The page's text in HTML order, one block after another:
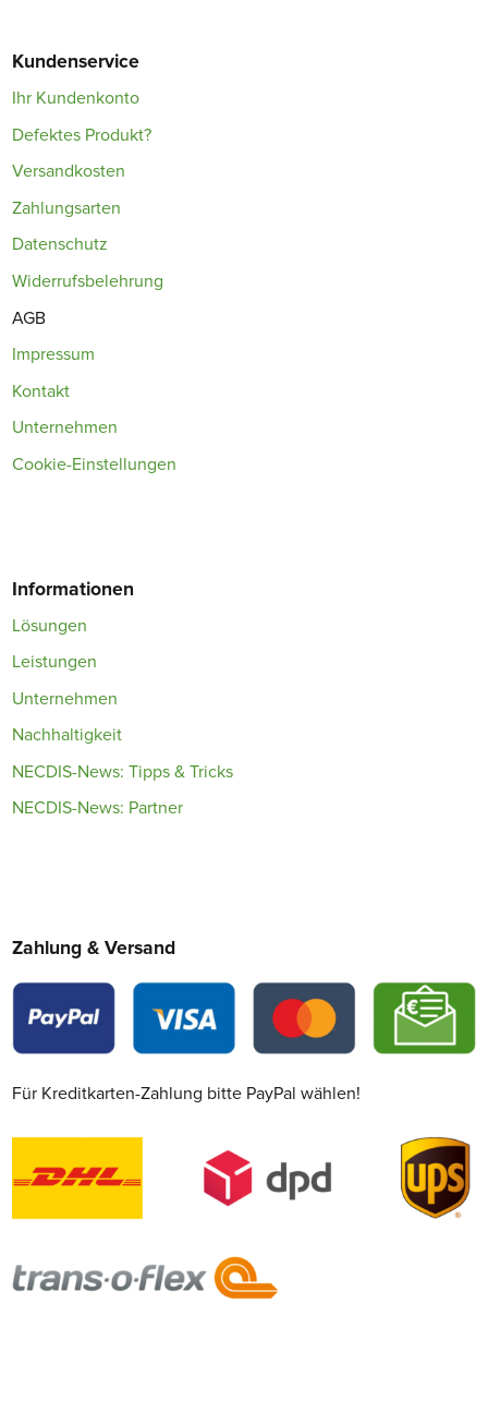
Kundenservice
Ihr Kundenkonto
Defektes Produkt?
Versandkosten
Zahlungsarten
Datenschutz
Widerrufsbelehrung
AGB
Impressum
Kontakt
Unternehmen
Cookie-Einstellungen
Informationen
Lösungen
Leistungen
Unternehmen
Nachhaltigkeit
NECDIS-News: Tipps & Tricks
NECDIS-News: Partner
Zahlung & Versand
Für Kreditkarten-Zahlung bitte PayPal wählen!